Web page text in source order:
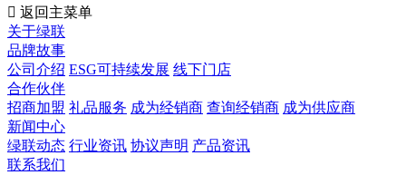
 返回主菜单
关于绿联
品牌故事
公司介绍 ESG可持续发展 线下门店
合作伙伴
招商加盟 礼品服务 成为经销商 查询经销商 成为供应商
新闻中心
绿联动态 行业资讯 协议声明 产品资讯
联系我们